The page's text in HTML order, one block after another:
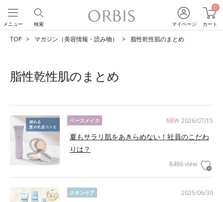
マイページ
0
カート
検索
メニュー
TOP マガジン（美容情報・読み物） 脂性乾性肌のまとめ
脂性乾性肌のまとめ
NEW 2026/07/15
ベースメイク
夏もサラリ肌をあきらめない！社員のこだわ
りは？
8486 view
2025/06/30
スキンケア